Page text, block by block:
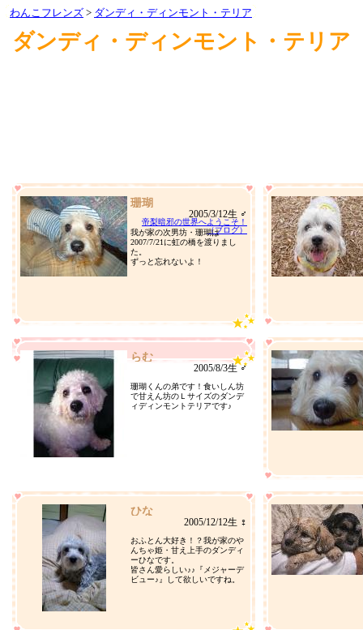
わんこフレンズ > ダンディ・ディンモント・テリア
ダンディ・ディンモント・テリア
珊瑚
2005/3/12生 ♂
帝梨暗邪の世界へようこそ！
（ブログ）
我が家の次男坊・珊瑚は
2007/7/21に虹の橋を渡りまし
た。
ずっと忘れないよ！
らむ
2005/8/3生 ♂
珊瑚くんの弟です！食いしん坊
で甘えん坊のＬサイズのダンデ
ィディンモントテリアです♪
ひな
2005/12/12生 ♀
おふとん大好き！？我が家のや
んちゃ姫・甘え上手のダンディ
ーひなです。
皆さん愛らしい♪♪『メジャーデ
ビュー♪』して欲しいですね。